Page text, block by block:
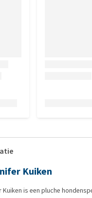
Kuiken
Kuiken is een pluche